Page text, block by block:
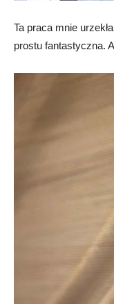
Ta praca mnie
prostu fantastyczna.